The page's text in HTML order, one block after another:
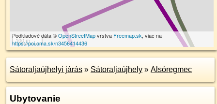
100 m
Podkladové dáta ©OpenStreetMapvrstva Freemap.sk, viac na
https://poi.oma.sk/n3456414436
Sátoraljaújhelyi járás » Sátoraljaújhely » Alsóregmec
Ubytovanie